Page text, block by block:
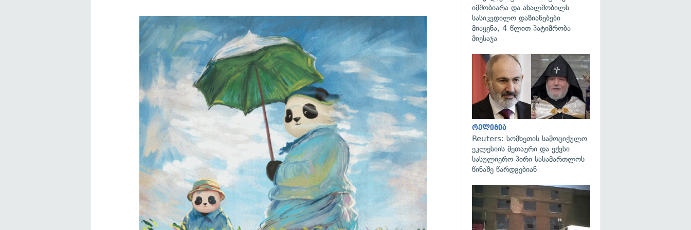
იმშობიარა და ახალშობილს
სასიკვდილო დაზიანებები
მიაყენა, 4 წლით პატიმრობა
მიესაჯა
რელიგია
Reuters: სომხეთის სამოციქულო
ეკლესიის მეთაური და ექვსი
სასულიერო პირი სასამართლოს
წინაშე წარდგებიან